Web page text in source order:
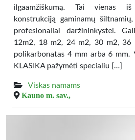
ilgaamžiškumą. Tai vienas
konstrukciją gaminamų
profesionaliai daržininkystei.
12m2, 18 m2, 24 m2, 30 m2, 36
polikarbonatas 4 mm arba 6 mm.
KLASIKA pažymėti specialiu […]
Viskas namams
Kauno m. sav.,